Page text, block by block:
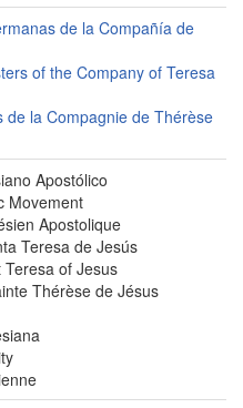
de la Compañía de
of the Company of Teresa
la Compagnie de Thérèse
Apostólico
Movement
Apostolique
Teresa de Jesús
of Jesus
Thérèse de Jésus